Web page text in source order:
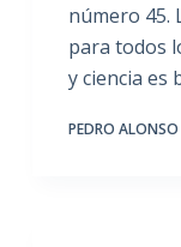
número 45.
para todos
y ciencia es
PEDRO ALONSO